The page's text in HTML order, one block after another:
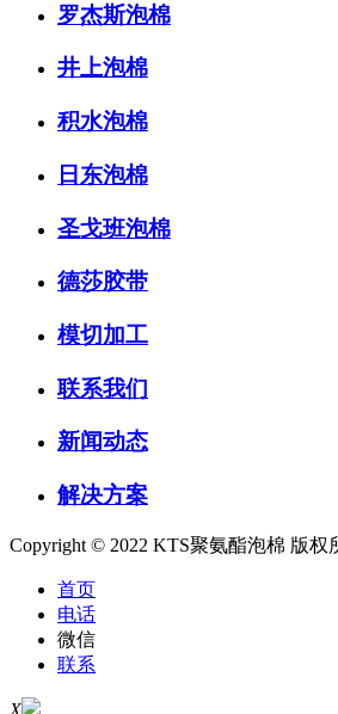
罗杰斯泡棉
井上泡棉
积水泡棉
日东泡棉
圣戈班泡棉
德莎胶带
模切加工
联系我们
新闻动态
解决方案
Copyright © 2022 KTS聚氨酯泡棉 版权
首页
电话
微信
联系
X